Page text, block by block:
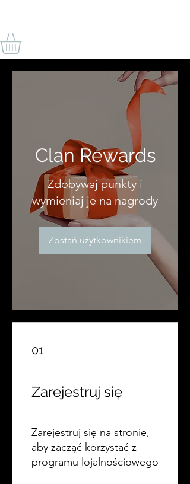
Clan Rewards
Zdobywaj punkty i
wymieniaj je na nagrody
Zostań użytkownikiem
01
Zarejestruj się
Zarejestruj się na stronie,
aby zacząć korzystać z
programu lojalnościowego